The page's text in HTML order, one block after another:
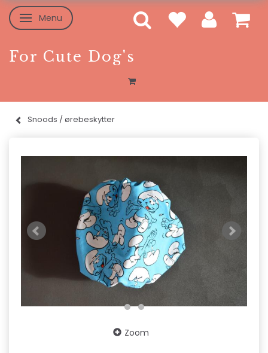
Skifte navigation
Menu
For Cute Dog's
Snoods / ørebeskytter
Zoom